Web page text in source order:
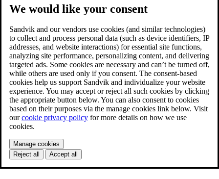
We would like your consent
Sandvik and our vendors use cookies (and similar technologies)
to collect and process personal data (such as device identifiers, IP
addresses, and website interactions) for essential site functions,
analyzing site performance, personalizing content, and delivering
targeted ads. Some cookies are necessary and can’t be turned off,
while others are used only if you consent. The consent-based
cookies help us support Sandvik and individualize your website
experience. You may accept or reject all such cookies by clicking
the appropriate button below. You can also consent to cookies
based on their purposes via the manage cookies link below. Visit
ourcookie privacy policy for more details on how we use
cookies.
Manage cookies
Reject all
Accept all